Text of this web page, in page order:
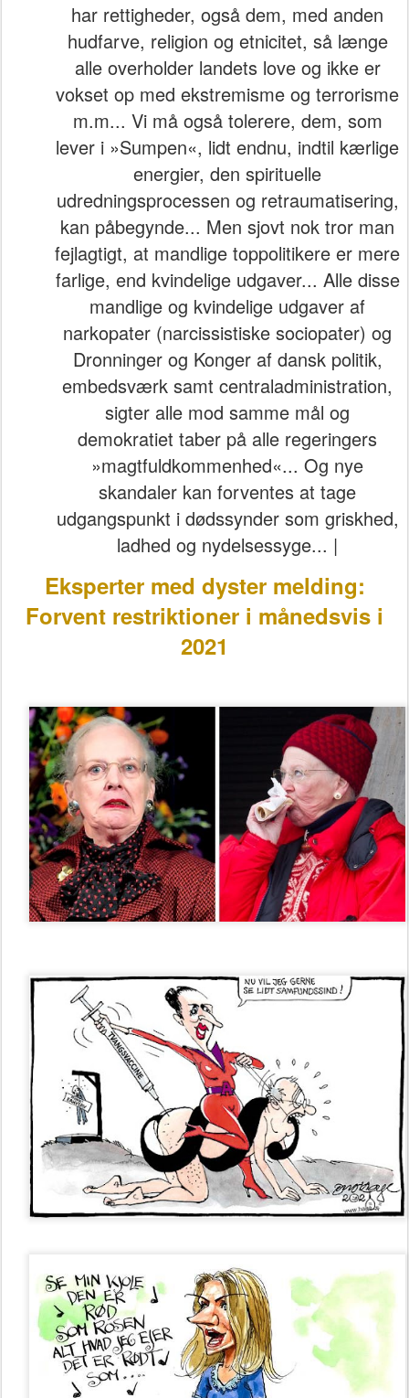
har rettigheder, også dem, med anden
hudfarve, religion og etnicitet, så længe
alle overholder landets love og ikke er
vokset op med ekstremisme og terrorisme
m.m... Vi må også tolerere, dem, som
lever i »Sumpen«, lidt endnu, indtil kærlige
energier, den spirituelle
udredningsprocessen og retraumatisering,
kan påbegynde... Men sjovt nok tror man
fejlagtigt, at mandlige toppolitikere er mere
farlige, end kvindelige udgaver... Alle disse
mandlige og kvindelige udgaver af
narkopater (narcissistiske sociopater) og
Dronninger og Konger af dansk politik,
embedsværk samt centraladministration,
sigter alle mod samme mål og
demokratiet taber på alle regeringers
»magtfuldkommenhed«... Og nye
skandaler kan forventes at tage
udgangspunkt i dødssynder som griskhed,
ladhed og nydelsessyge... |
Eksperter med dyster melding:
Forvent restriktioner i månedsvis i
2021